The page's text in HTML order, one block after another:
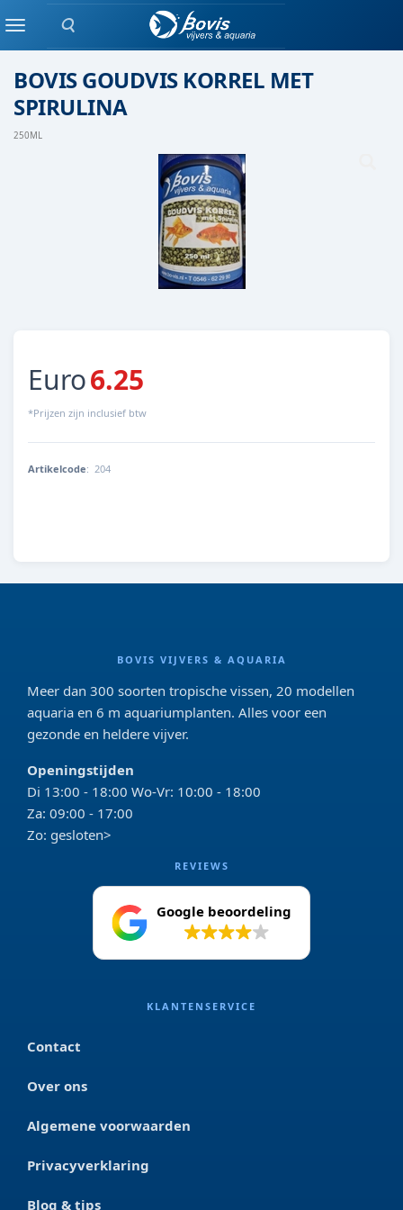
Zoeken
MenuDroog voer
BOVIS GOUDVIS KORREL MET
SPIRULINA
250ML
Euro6.25
*Prijzen zijn inclusief btw
Artikelcode: 204
BOVIS VIJVERS & AQUARIA
Meer dan 300 soorten tropische vissen, 20 modellen
aquaria en 6 m aquariumplanten. Alles voor een
gezonde en heldere vijver.
Openingstijden
Di 13:00 - 18:00 Wo-Vr: 10:00 - 18:00
Za: 09:00 - 17:00
Zo: gesloten>
REVIEWS
Google beoordeling
KLANTENSERVICE
Contact
Over ons
Algemene voorwaarden
Privacyverklaring
Blog & tips